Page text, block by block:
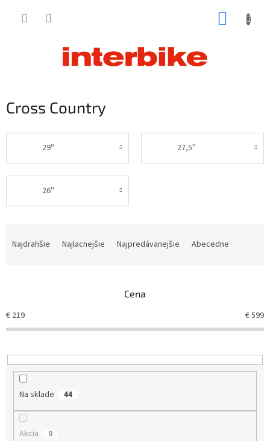
Cross Country
29" 27,5"
26"
e
p
r
d
Najdrahšie Najlacnejšie Najpredávanejšie Abecedne
Cena
€ 219 €599
Na sklade 44
Akcia 0